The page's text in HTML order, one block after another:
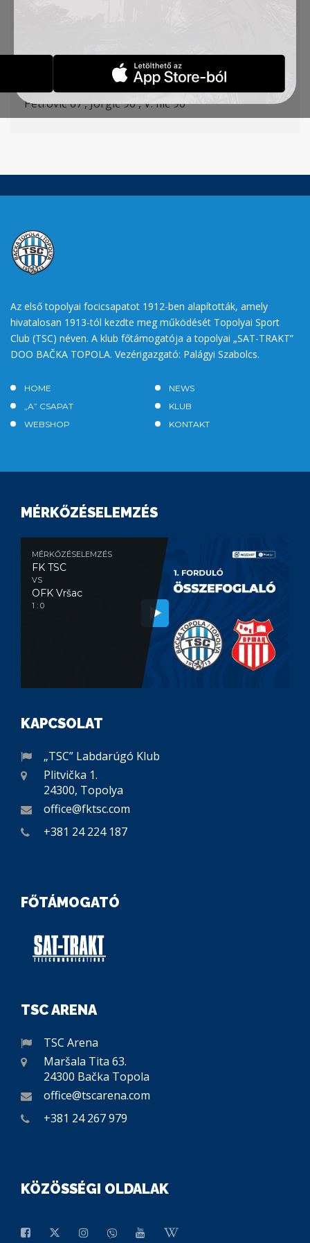
Gólszerző
: Ratkov 17
Jovanović1‘,Cvetinović58′,
Petrović67‘,Jorgić 90′,V. Ilić90‘
Az első topolyai focicsapatot 1912-ben alapították, amely
hivatalosan 1913-tól kezdte meg működését Topolyai Sport
Club (TSC) néven. A klub főtámogatója a topolyai „SAT-TRAKT”
DOO BAČKA TOPOLA. Vezérigazgató: Palágyi Szabolcs.
HOME
NEWS
„A” CSAPAT
KLUB
WEBSHOP
KONTAKT
MÉRKŐZÉSELEMZÉS
MÉRKŐZÉSELEMZÉS
FK TSC
VS
OFK Vršac
1 : 0
KAPCSOLAT
„TSC” Labdarúgó Klub
Plitvička 1.
24300, Topolya
office@fktsc.com
+381 24 224 187
FŐTÁMOGATÓ
TSC ARENA
TSC Arena
Maršala Tita 63.
24300 Bačka Topola
office@tscarena.com
+381 24 267 979
KÖZÖSSÉGI OLDALAK